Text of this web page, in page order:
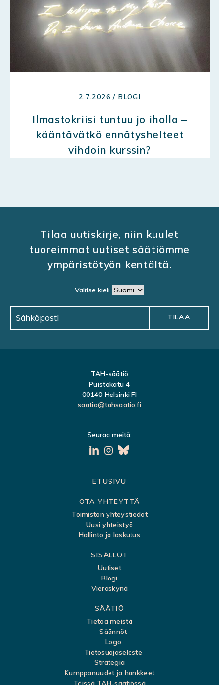
2.7.2026 / BLOGI
Ilmastokriisi tuntuu jo iholla –
kääntävätkö ennätyshelteet
vihdoin kurssin?
Tilaa uutiskirje, niin kuulet
tuoreimmat uutiset säätiömme
ympäristötyön kentältä.
Valitse kieli
TAH-säätiö
Puistokatu 4
00140 Helsinki FI
saatio@tahsaatio.fi
Seuraa meitä:
ETUSIVU
OTA YHTEYTTÄ
Toimiston yhteystiedot
Uusi yhteistyö
Hallinto ja laskutus
SISÄLLÖT
Uutiset
Blogi
Vieraskynä
SÄÄTIÖ
Tietoa meistä
Säännöt
Logo
Tietosuojaseloste
Strategia
Kumppanuudet ja hankkeet
Töissä TAH-säätiössä